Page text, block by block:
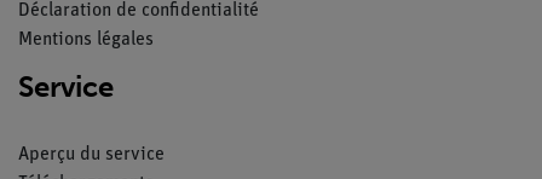
Déclaration de confidentialité
Mentions légales
Service
Aperçu du service